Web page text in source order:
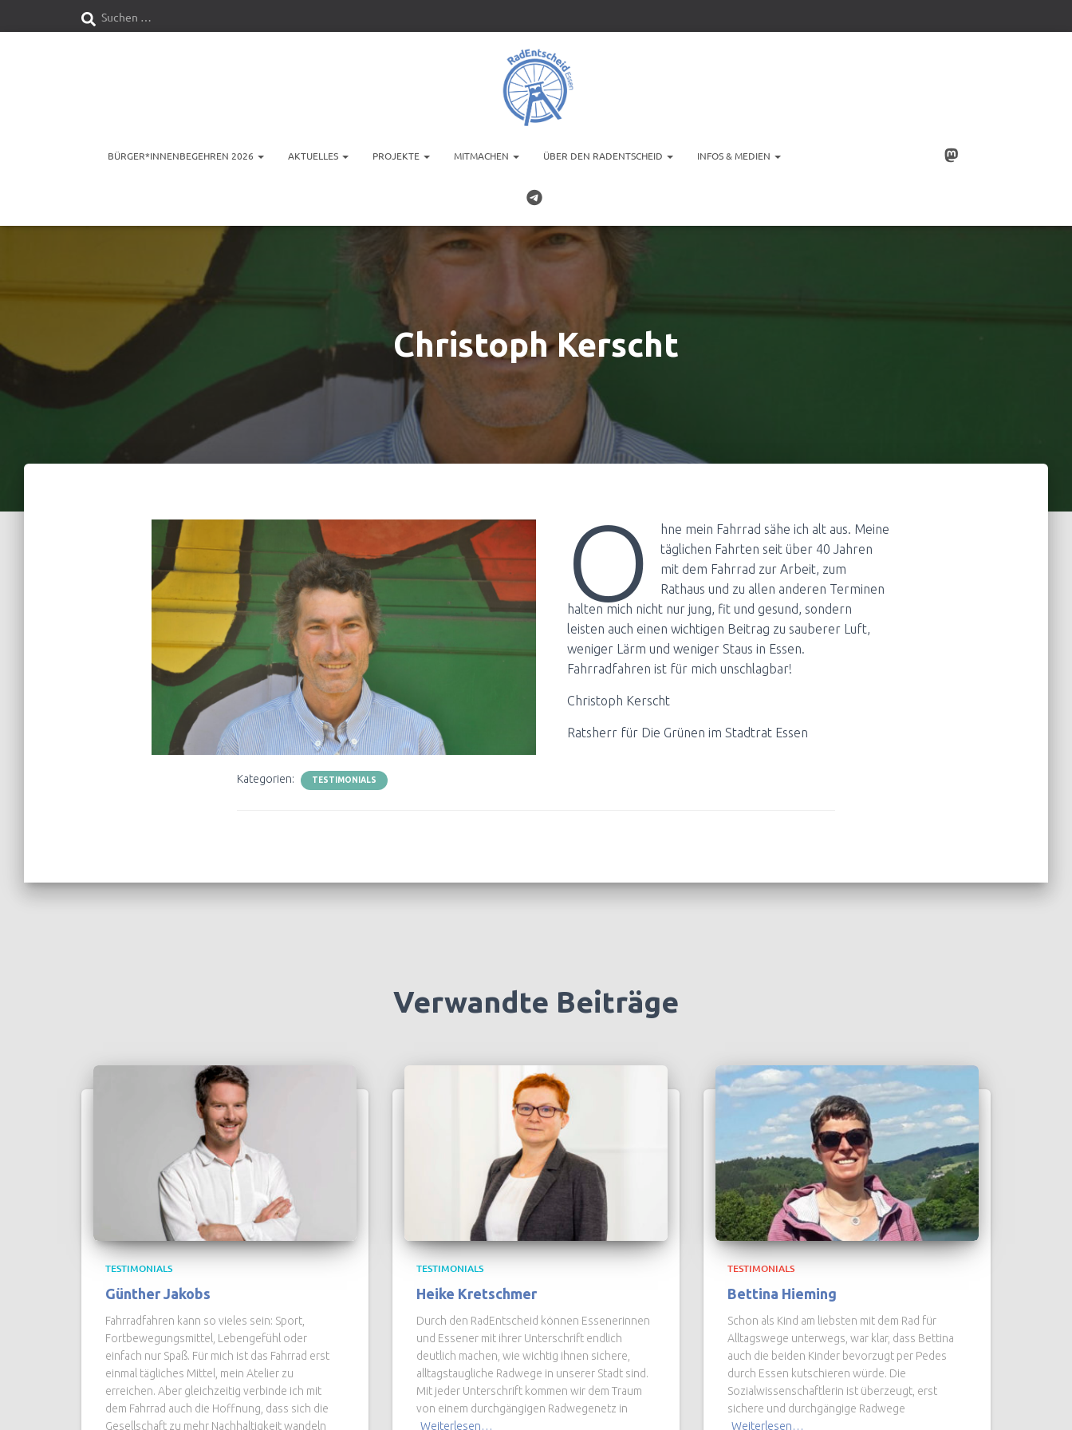
S Suchen …
BÜRGER*INNENBEGEHREN 2026 AKTUELLES PROJEKTE MITMACHEN ÜBER DEN RADENTSCHEID INFOS & MEDIEN
Christoph Kerscht
O
hne mein Fahrrad sähe ich alt aus. Meine
täglichen Fahrten seit über 40 Jahren
mit dem Fahrrad zur Arbeit, zum
Rathaus und zu allen anderen Terminen
halten mich nicht nur jung, fit und gesund, sondern
leisten auch einen wichtigen Beitrag zu sauberer Luft,
weniger Lärm und weniger Staus in Essen.
Fahrradfahren ist für mich unschlagbar!
Christoph Kerscht
Ratsherr für Die Grünen im Stadtrat Essen
Kategorien: TESTIMONIALS
Verwandte Beiträge
TESTIMONIALS
Günther Jakobs
Fahrradfahren kann so vieles sein: Sport,
Fortbewegungsmittel, Lebengefühl oder
einfach nur Spaß. Für mich ist das Fahrrad erst
einmal tägliches Mittel, mein Atelier zu
erreichen. Aber gleichzeitig verbinde ich mit
dem Fahrrad auch die Hoffnung, dass sich die
Gesellschaft zu mehr Nachhaltigkeit wandeln
TESTIMONIALS
Heike Kretschmer
Durch den RadEntscheid können Essenerinnen
und Essener mit ihrer Unterschrift endlich
deutlich machen, wie wichtig ihnen sichere,
alltagstaugliche Radwege in unserer Stadt sind.
Mit jeder Unterschrift kommen wir dem Traum
von einem durchgängigen Radwegenetz in
Weiterlesen…
TESTIMONIALS
Bettina Hieming
Schon als Kind am liebsten mit dem Rad für
Alltagswege unterwegs, war klar, dass Bettina
auch die beiden Kinder bevorzugt per Pedes
durch Essen kutschieren würde. Die
Sozialwissenschaftlerin ist überzeugt, erst
sichere und durchgängige Radwege
Weiterlesen…